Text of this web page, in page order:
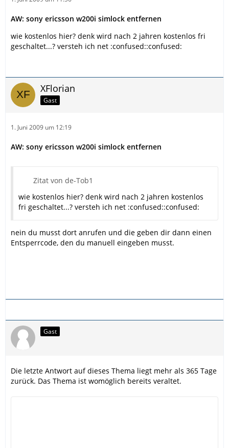
AW: sony ericsson w200i simlock entfernen
wie kostenlos hier? denk wird nach 2 jahren kostenlos fri
geschaltet...? versteh ich net :confused::confused:
XFlorian
Gast
1. Juni 2009 um 12:19
AW: sony ericsson w200i simlock entfernen
Zitat von de-Tob1
wie kostenlos hier? denk wird nach 2 jahren kostenlos
fri geschaltet...? versteh ich net :confused::confused:
nein du musst dort anrufen und die geben dir dann einen
Entsperrcode, den du manuell eingeben musst.
Gast
Die letzte Antwort auf dieses Thema liegt mehr als 365 Tage
zurück. Das Thema ist womöglich bereits veraltet.